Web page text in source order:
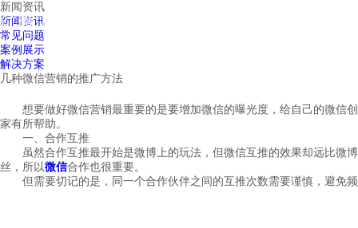
红鹰工作手机
新闻资讯
新闻资讯
常见问题
案例展示
解决方案
几种微信营销的推广方法
想要做好微信营销最重要的是要增加微信的曝光度，给自己的微信
家有所帮助。
一、合作互推
虽然合作互推最开始是微博上的玩法，但微信互推的效果却远比微
丝，所以微信合作也很重要。
但需要切记的是，同一个合作伙伴之间的互推次数需要谨慎，避免